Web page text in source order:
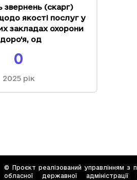
звернень (скарг)
якості послуг у
закладах охорони
, од
0
2025рік
© Проєкт реалізований управлінням з
обласної державної